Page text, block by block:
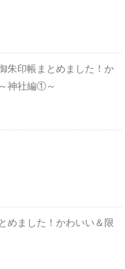
朱印帳まとめました！か
神社編①～
めました！かわいい＆限